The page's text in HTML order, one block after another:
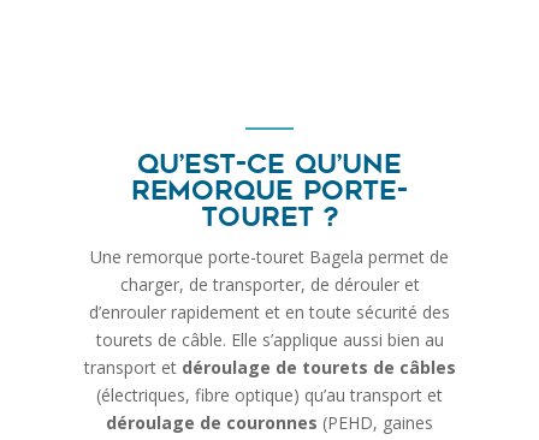
Qu’est-ce qu’une
remorque porte-
touret ?
Une remorque porte-touret Bagela permet de
charger, de transporter, de dérouler et
d’enrouler rapidement et en toute sécurité des
tourets de câble. Elle s’applique aussi bien au
transport et déroulage de tourets de câbles
(électriques, fibre optique) qu’au transport et
déroulage de couronnes (PEHD, gaines